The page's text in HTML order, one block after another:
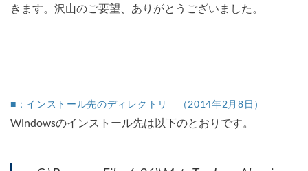
きます。沢山のご要望、ありがとうございました。
■：インストール先のディレクトリ （2014年2月8日）
Windowsのインストール先は以下のとおりです。